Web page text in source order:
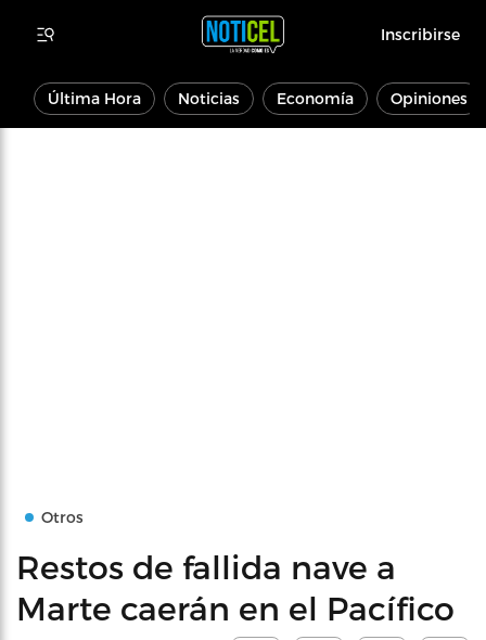
Inscribirse
Última Hora Noticias Economía Opiniones
Otros
Restos de fallida nave a
Marte caerán en el Pacífico